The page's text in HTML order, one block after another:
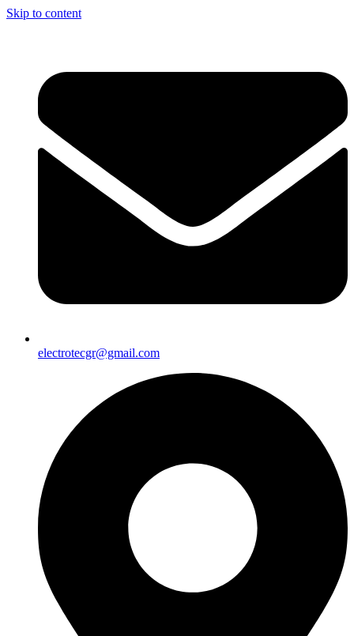
Skip to content
electrotecgr@gmail.com